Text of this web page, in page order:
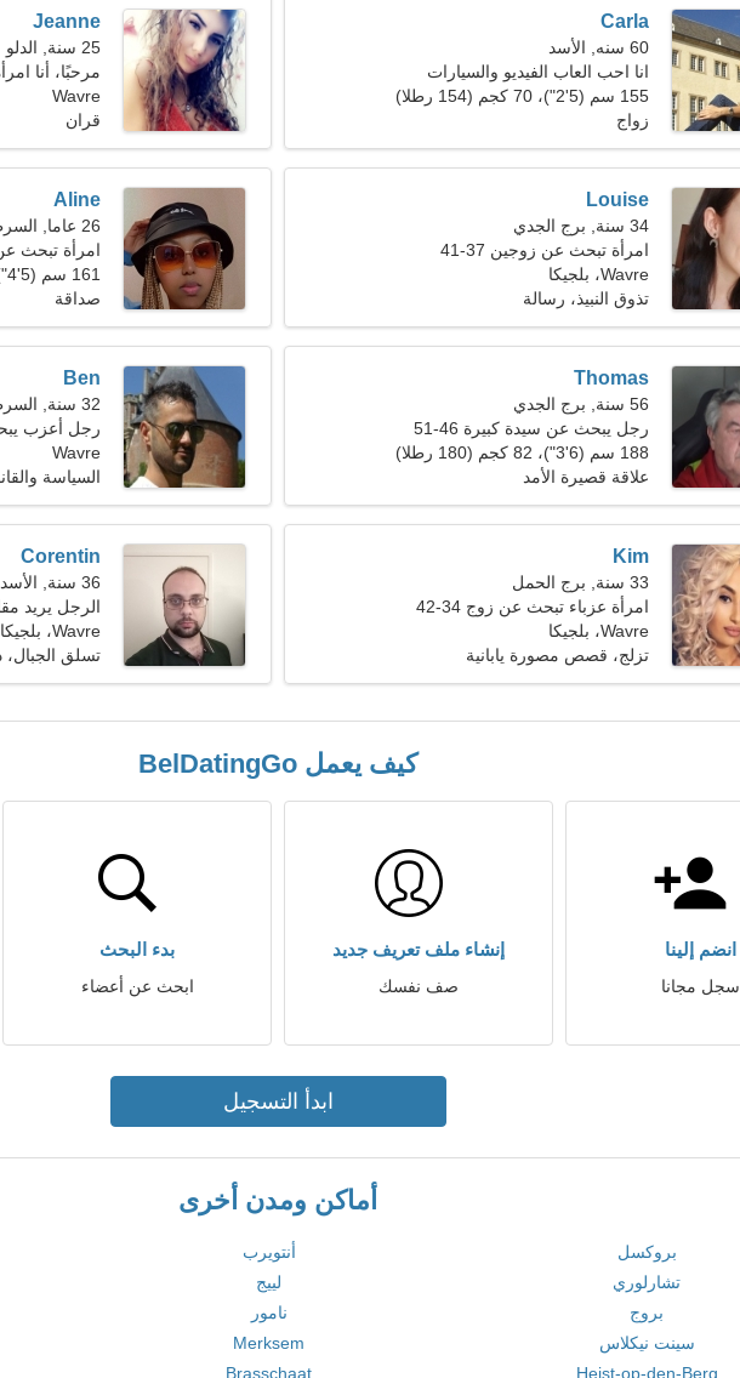
Carla
60 سنه, الأسد
انا احب العاب الفيديو والسيارات
155 سم (5'2")، 70 كجم (154 رطلا)
زواج
Jeanne
25 سنة, الدلو
مرحبًا، أنا
Wavre
قران
Louise
34 سنة, برج الجدي
امرأة تبحث عن زوجين 37-41
Wavre، بلجيكا
تذوق النبيذ، رسالة
Aline
26 عاما, السرطان
امرأة تبحث
161 سم (5'4")، 49 كجم (108 رطل)
صداقة
Thomas
56 سنة, برج الجدي
رجل يبحث عن سيدة كبيرة 46-51
188 سم (6'3")، 82 كجم (180 رطلا)
علاقة قصيرة الأمد
Ben
32 سنة, السرطان
رجل أعزب يبحث
Wavre
السياسة
Kim
33 سنة, برج الحمل
امرأة عزباء تبحث عن زوج 34-42
Wavre، بلجيكا
تزلج، قصص مصورة يابانية
Corentin
36 سنة, الأسد
الرجل يريد
Wavre، بلجيكا
تسلق الجبال،
كيف يعمل BelDatingGo
انضم إلينا
سجل مجانا
إنشاء ملف تعريف جديد
صف نفسك
بدء البحث
ابحث عن أعضاء
ابدأ التسجيل
أماكن ومدن أخرى
بروكسل أنتويرب
تشارلوري
لييج
بروج
نامور
سينت نيكلاس
Merksem
Heist-op-den-Berg
Brasschaat